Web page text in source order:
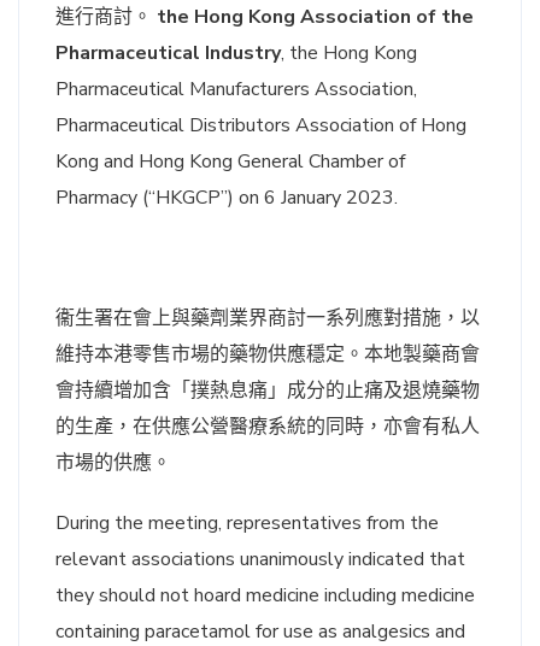
進行商討。 the Hong Kong Association of the
Pharmaceutical Industry, the Hong Kong
Pharmaceutical Manufacturers Association,
Pharmaceutical Distributors Association of Hong
Kong and Hong Kong General Chamber of
Pharmacy (“HKGCP”) on 6 January 2023.
衞生署在會上與藥劑業界商討一系列應對措施，以
維持本港零售市場的藥物供應穩定。本地製藥商會
會持續增加含「撲熱息痛」成分的止痛及退燒藥物
的生產，在供應公營醫療系統的同時，亦會有私人
市場的供應。
During the meeting, representatives from the
relevant associations unanimously indicated that
they should not hoard medicine including medicine
containing paracetamol for use as analgesics and